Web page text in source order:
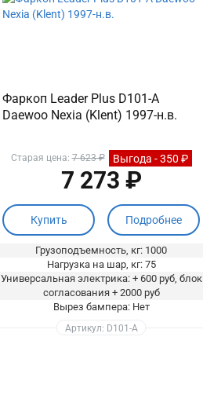
Фаркоп Leader Plus D101-A
Daewoo Nexia (Klent) 1997-н.в.
Старая цена:7 623 ₽ Выгода - 350 ₽
7 273 ₽
Купить Подробнее
Грузоподъемность, кг: 1000
Нагрузка на шар, кг: 75
Универсальная электрика: + 600 руб, блок
согласования + 2000 руб
Вырез бампера: Нет
Артикул: D101-A